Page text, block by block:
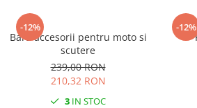
-12%
Bara accesorii pentru moto si
scutere
239,00 RON
210,32 RON
3 IN STOC
-12%